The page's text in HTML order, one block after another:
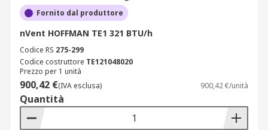
Fornito dal produttore
nVent HOFFMAN TE1 321 BTU/h
Codice RS 275-299
Codice costruttore TE121048020
Prezzo per 1 unità
900,42 €(IVA esclusa) 900,42 €/unità
Quantità